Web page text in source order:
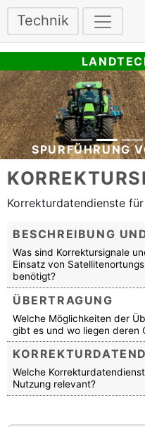
Technik
SPURFÜHRUNG
Korrekturdatendienste
BESCHREIBUNG
Was sind Korrektursignale
Einsatz von
benötigt?
ÜBERTRAGUNG
Welche Möglichkeiten der
gibt es und wo liegen deren
Welche
Nutzung relevant?